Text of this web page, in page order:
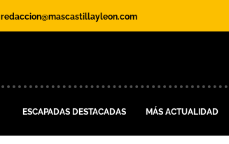
redaccion@mascastillayleon.com
ESCAPADAS DESTACADAS MÁS ACTUALIDAD